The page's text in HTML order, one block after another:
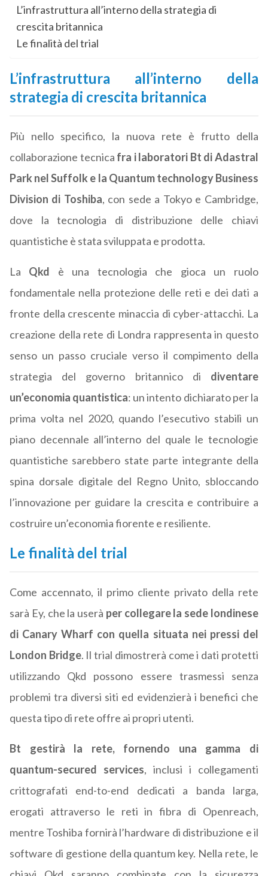
L’infrastruttura all’interno della strategia di
crescita britannica
Le finalità del trial
L’infrastruttura all’interno della
strategia di crescita britannica
Più nello specifico, la nuova rete è frutto della
collaborazione tecnica fra i laboratori Bt di Adastral
Park nel Suffolk e la Quantum technology Business
Division di Toshiba, con sede a Tokyo e Cambridge,
dove la tecnologia di distribuzione delle chiavi
quantistiche è stata sviluppata e prodotta.
La Qkd è una tecnologia che gioca un ruolo
fondamentale nella protezione delle reti e dei dati a
fronte della crescente minaccia di cyber-attacchi. La
creazione della rete di Londra rappresenta in questo
senso un passo cruciale verso il compimento della
strategia del governo britannico di diventare
un’economia quantistica: un intento dichiarato per la
prima volta nel 2020, quando l’esecutivo stabilì un
piano decennale all’interno del quale le tecnologie
quantistiche sarebbero state parte integrante della
spina dorsale digitale del Regno Unito, sbloccando
l’innovazione per guidare la crescita e contribuire a
costruire un’economia fiorente e resiliente.
Le finalità del trial
Come accennato, il primo cliente privato della rete
sarà Ey, che la userà per collegare la sede londinese
di Canary Wharf con quella situata nei pressi del
London Bridge. Il trial dimostrerà come i dati protetti
utilizzando Qkd possono essere trasmessi senza
problemi tra diversi siti ed evidenzierà i benefici che
questa tipo di rete offre ai propri utenti.
Bt gestirà la rete, fornendo una gamma di
quantum-secured services, inclusi i collegamenti
crittografati end-to-end dedicati a banda larga,
erogati attraverso le reti in fibra di Openreach,
mentre Toshiba fornirà l’hardware di distribuzione e il
software di gestione della quantum key. Nella rete, le